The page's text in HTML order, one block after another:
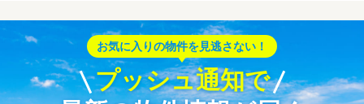
お気に入りの物件を見逃さない！
プッシュ通知で